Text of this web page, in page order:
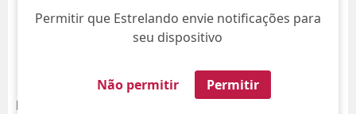
Permitir que Estrelando envie notificações para
seu dispositivo
Não permitir Permitir